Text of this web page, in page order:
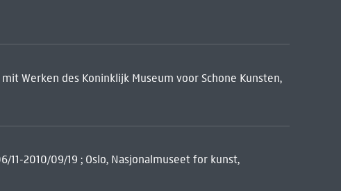
Werken des Koninklijk Museum voor Schone Kunsten,
11-2010/09/19 ; Oslo, Nasjonalmuseet for kunst,